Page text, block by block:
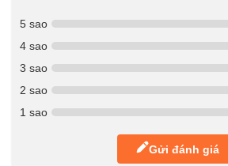
5 sao
4 sao
3 sao
2 sao
1 sao
Gửi đánh giá